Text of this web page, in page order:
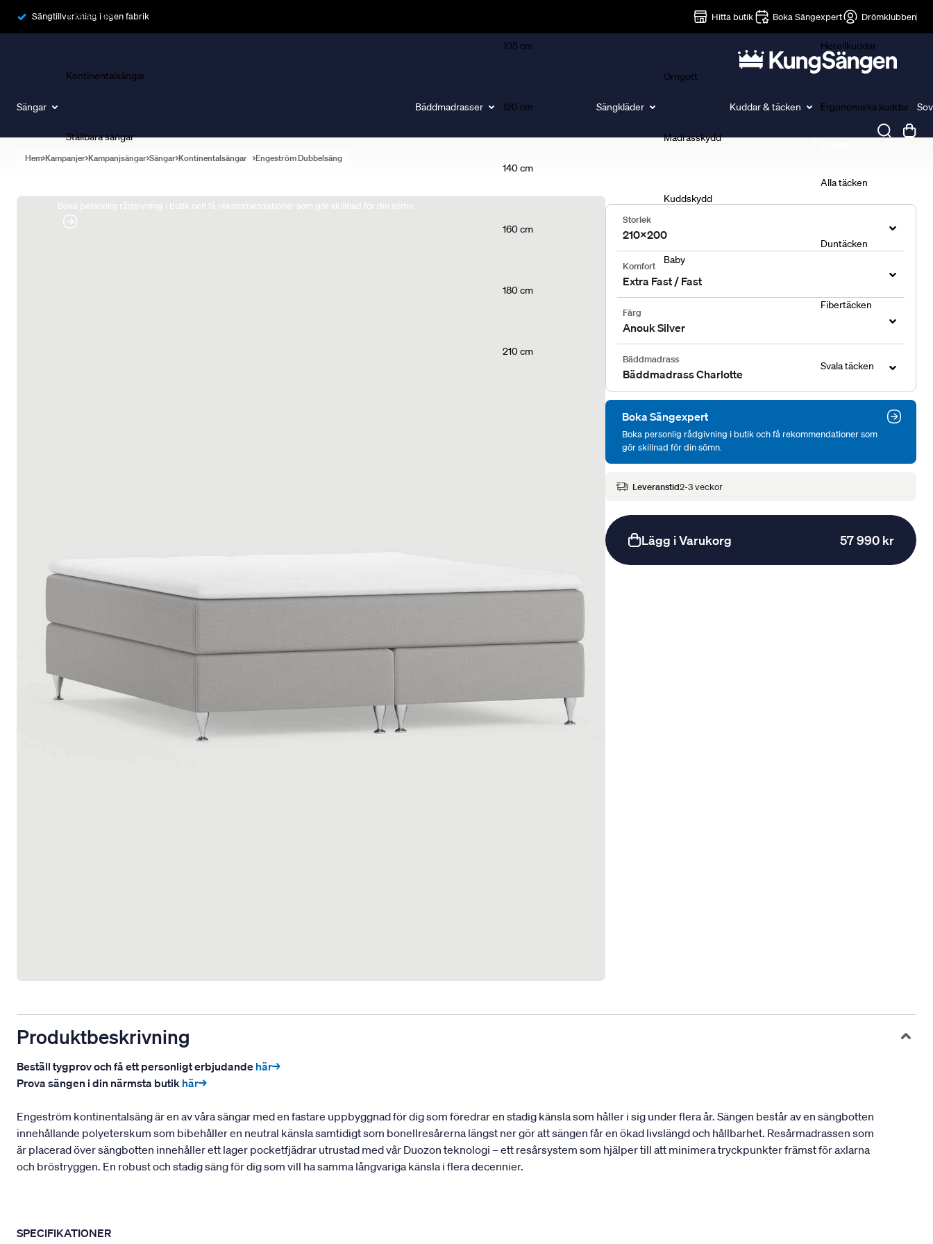
Sängtillverkning i egen fabrik Hitta butik Boka Sängexpert Drömklubben
Sängar
Ramsängar
Kontinentalsängar
Ställbara sängar
Boka personlig rådgivning i butik och få rekommendationer som gör skillnad för din sömn.
Bäddmadrasser
105 cm
120 cm
140 cm
160 cm
180 cm
210 cm
Sängkläder
Örngott
Madrasskydd
Kuddskydd
Baby
Kuddar & täcken
Hotellkuddar
Ergonomiska kuddar
Alla täcken
Duntäcken
Fibertäcken
Svala täcken
Hem Kampanjer Kampanjsängar Sängar Kontinentalsängar Engeström Dubbelsäng
Storlek
210x200
Komfort
Extra Fast / Fast
Färg
Anouk Silver
Bäddmadrass
Bäddmadrass Charlotte
Boka Sängexpert
Boka personlig rådgivning i butik och få rekommendationer som
gör skillnad för din sömn.
Leveranstid2-3 veckor
Lägg i Varukorg 57 990 kr
Produktbeskrivning
Beställ tygprov och få ett personligt erbjudande här→
Prova sängen i din närmsta butik här→
Engeström kontinentalsäng är en av våra sängar med en fastare uppbyggnad för dig som föredrar en stadig känsla som håller i sig under flera år. Sängen består av en sängbotten
innehållande polyeterskum som bibehåller en neutral känsla samtidigt som bonellresårerna längst ner gör att sängen får en ökad livslängd och hållbarhet. Resårmadrassen som
är placerad över sängbotten innehåller ett lager pocketfjädrar utrustad med vår Duozon teknologi – ett resårsystem som hjälper till att minimera tryckpunkter främst för axlarna
och bröstryggen. En robust och stadig säng för dig som vill ha samma långvariga känsla i flera decennier.
SPECIFIKATIONER